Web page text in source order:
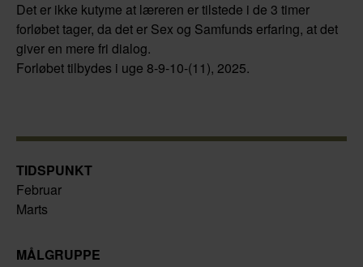
Det er ikke kutyme at læreren er tilstede i de 3 timer
forløbet tager, da det er Sex og Samfunds erfaring, at det
giver en mere fri dialog.
Forløbet tilbydes i uge 8-9-10-(11), 2025.
TIDSPUNKT
Februar
Marts
MÅLGRUPPE